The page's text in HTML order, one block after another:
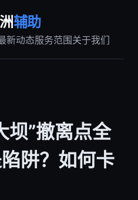
辅助
新动态服务范围关于我们
坝”撤离点全
阱？如何卡